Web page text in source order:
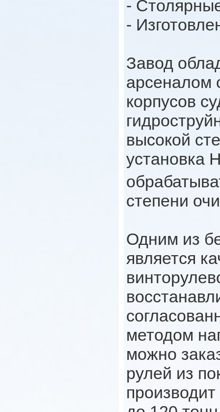
-
-
Завод
арсеналом
корпусов
высокой
установка
степени
Одним из
является
методом
можно
рулей из